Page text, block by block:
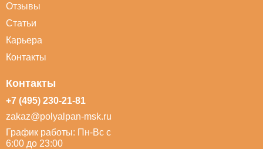
Отзывы
Статьи
Карьера
Контакты
Контакты
+7 (495) 230-21-81
zakaz@polyalpan-msk.ru
График работы: Пн-Вс с
6:00 до 23:00